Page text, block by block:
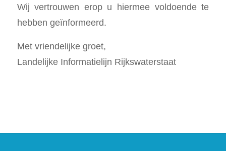
Wij vertrouwen erop u hiermee voldoende te
hebben geïnformeerd.
Met vriendelijke groet,
Landelijke Informatielijn Rijkswaterstaat